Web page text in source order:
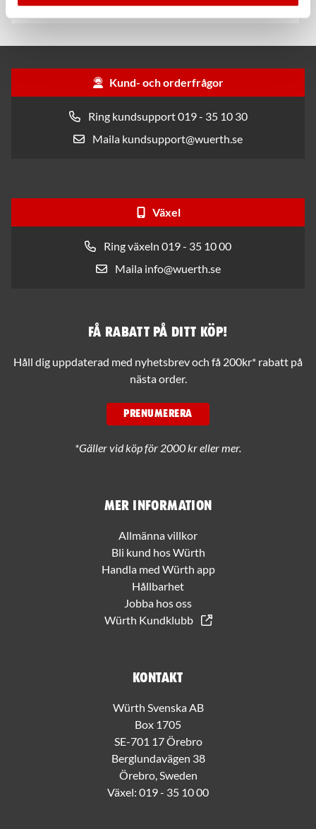
För snabb och effektiv rengöring
metall-, plast- och gummidetaljer.
Kund- och orderfrågor
Ring kundsupport 019 - 35 10 30
Maila kundsupport@wuerth.se
Växel
Ring växeln 019 - 35 10 00
Maila info@wuerth.se
Mer information
Allmänna villkor
Bli kund hos Würth
Handla med Würth app
Hållbarhet
Jobba hos oss
Würth Kundklubb
Kontakt
Würth Svenska AB
Box 1705
SE-701 17 Örebro
Berglundavägen 38
Örebro, Sweden
Växel: 019 - 35 10 00
Få rabatt på ditt köp!
Håll dig uppdaterad med nyhetsbrev och få 200kr* rabatt på
nästa order.
PRENUMERERA
*Gäller vid köp för 2000 kr eller mer.